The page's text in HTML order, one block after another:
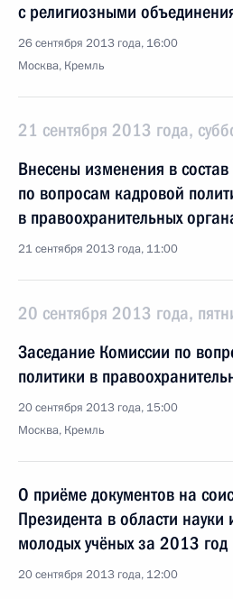
с религиозными
26 сентября 2013 года, 16:00
Москва, Кремль
21 сентября 2013 года,
Внесены изменения в
по вопросам кадровой
в правоохранительных
21 сентября 2013 года, 11:00
20 сентября 2013 года,
Заседание Комиссии по
политики в
20 сентября 2013 года, 15:00
Москва, Кремль
О приёме документов на
Президента в области
молодых учёных за 2013 год
20 сентября 2013 года, 12:00